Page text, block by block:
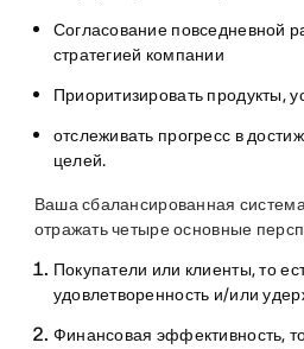
Согласование повседневной
стратегией компании
Приоритизировать продукты,
отслеживать прогресс в
целей.
Ваша сбалансированная
отражать четыре основные
Покупатели или клиенты, то
удовлетворенность и/или
Финансовая эффективность,